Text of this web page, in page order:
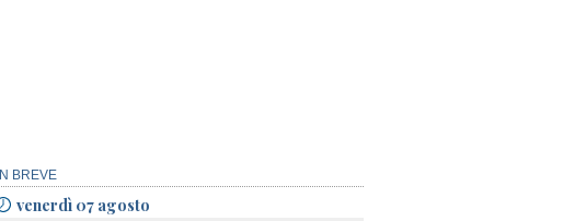
IN BREVE
venerdì 07 agosto